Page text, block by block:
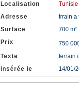
Localisation
Tunisie
Adresse
trrain a
Surface
700 m²
Prix
750
Texte
terrain
Insérée le
14/01/